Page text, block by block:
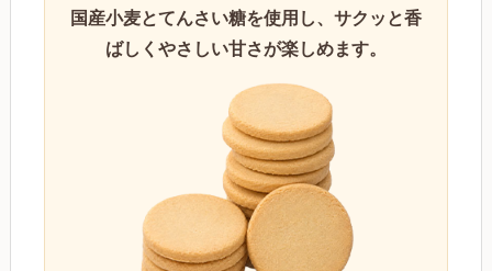
国産小麦とてんさい糖を使用し、サクッと香
ばしくやさしい甘さが楽しめます。